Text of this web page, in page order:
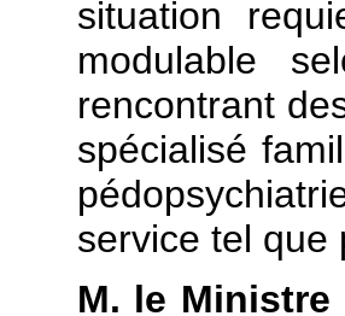
situation
modulable
rencontrant
spécialisé
service tel que
M. le